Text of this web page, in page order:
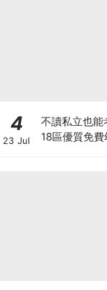
4
23 Jul
不讀私立也能
18區優質免費